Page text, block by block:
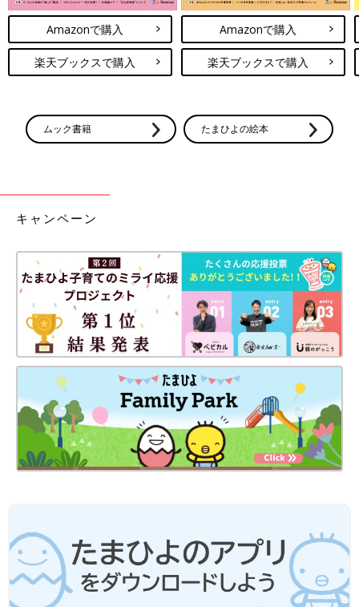
Amazonで購入
楽天ブックスで購入
Amazonで購入
楽天ブックスで購入
ムック書籍 たまひよの絵本
キャンペーン